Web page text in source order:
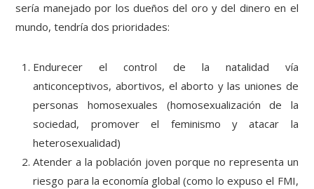
sería manejado por los dueños del oro y del dinero en el
mundo, tendría dos prioridades:
Endurecer el control de la natalidad vía
anticonceptivos, abortivos, el aborto y las uniones de
personas homosexuales (homosexualización de la
sociedad, promover el feminismo y atacar la
heterosexualidad)
Atender a la población joven porque no representa un
riesgo para la economía global (como lo expuso el FMI,